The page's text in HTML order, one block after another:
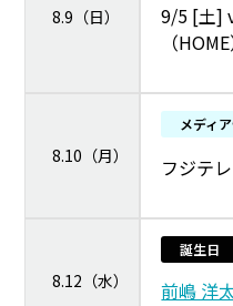
8.9（日）
9/5 [土]
（
8.10（月）
メディ
フジテ
8.12（水）
誕生日
前嶋 洋